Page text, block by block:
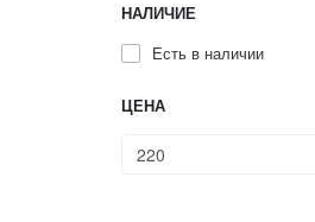
НАЛИЧИЕ
Есть в наличии
ЦЕНА